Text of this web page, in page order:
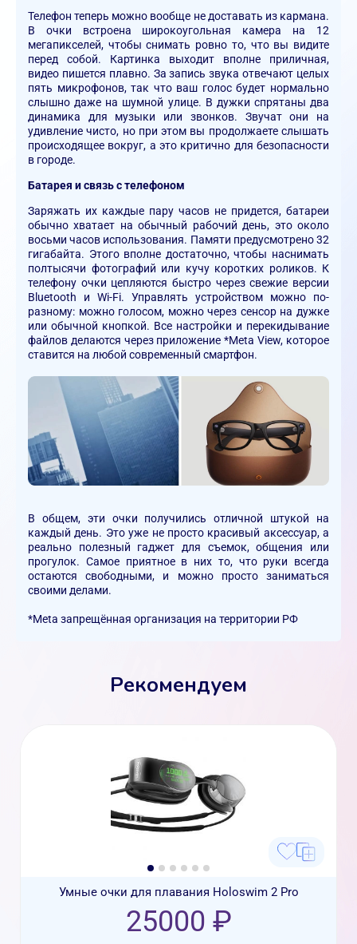
Телефон теперь можно вообще не доставать из кармана.
В очки встроена широкоугольная камера на 12
мегапикселей, чтобы снимать ровно то, что вы видите
перед собой. Картинка выходит вполне приличная,
видео пишется плавно. За запись звука отвечают целых
пять микрофонов, так что ваш голос будет нормально
слышно даже на шумной улице. В дужки спрятаны два
динамика для музыки или звонков. Звучат они на
удивление чисто, но при этом вы продолжаете слышать
происходящее вокруг, а это критично для безопасности
в городе.
Батарея и связь с телефоном
Заряжать их каждые пару часов не придется, батареи
обычно хватает на обычный рабочий день, это около
восьми часов использования. Памяти предусмотрено 32
гигабайта. Этого вполне достаточно, чтобы наснимать
полтысячи фотографий или кучу коротких роликов. К
телефону очки цепляются быстро через свежие версии
Bluetooth и Wi-Fi. Управлять устройством можно по-
разному: можно голосом, можно через сенсор на дужке
или обычной кнопкой. Все настройки и перекидывание
файлов делаются через приложение *Meta View, которое
ставится на любой современный смартфон.
В общем, эти очки получились отличной штукой на
каждый день. Это уже не просто красивый аксессуар, а
реально полезный гаджет для съемок, общения или
прогулок. Самое приятное в них то, что руки всегда
остаются свободными, и можно просто заниматься
своими делами.
*Meta запрещённая организация на территории РФ
Рекомендуем
Умные очки для плавания Holoswim 2 Pro
25000 ₽